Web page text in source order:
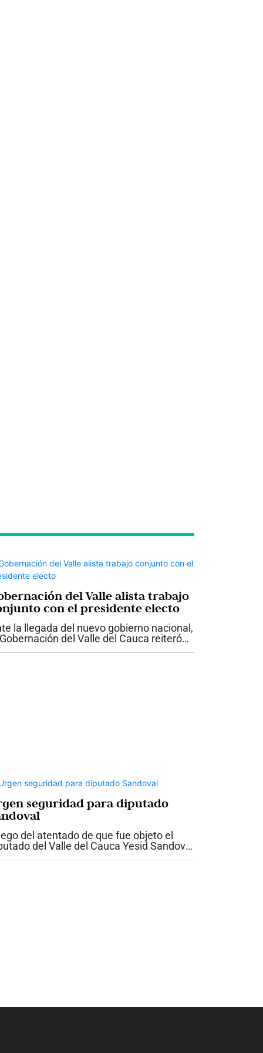
del Valle alista trabajo
con el presidente electo
la llegada del nuevo gobierno nacional,
del Valle del Cauca reiteró
seguridad para diputado
del atentado de que fue objeto el
del Valle del Cauca Yesid Sandoval
la antigua vía entre Cali y Yumbo, la